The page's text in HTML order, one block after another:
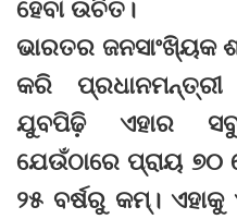
ହେବା ଉଚିତ।
ଭାରତର
କରି
ଯୁବପିଢ଼ି ଏହାର
ଯେଉଁଠାରେ ପ୍ରାୟ
୨୫ ବର୍ଷରୁ କମ୍। ଏହାକୁ